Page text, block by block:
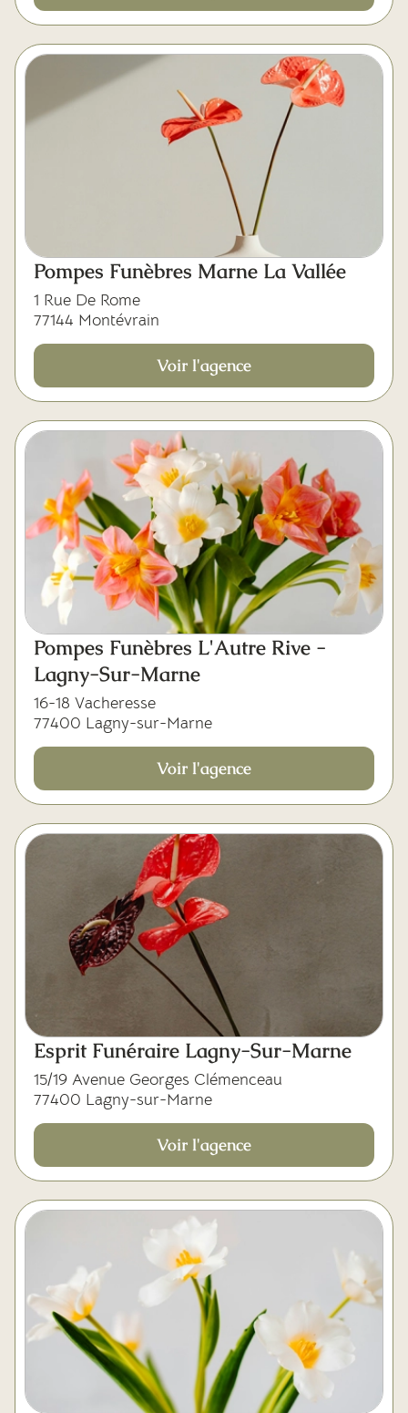
Pompes Funèbres Marne La Vallée
1 Rue De Rome
77144 Montévrain
Voir l'agence
Pompes Funèbres L'Autre Rive -
Lagny-Sur-Marne
16-18 Vacheresse
77400 Lagny-sur-Marne
Voir l'agence
Esprit Funéraire Lagny-Sur-Marne
15/19 Avenue Georges Clémenceau
77400 Lagny-sur-Marne
Voir l'agence